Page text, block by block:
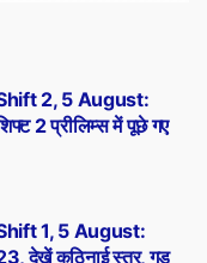
1, 5 August:
देखें कठिनाई स्तर, गुड
2, 5 August:
2 प्रीलिम्स में पूछे गए